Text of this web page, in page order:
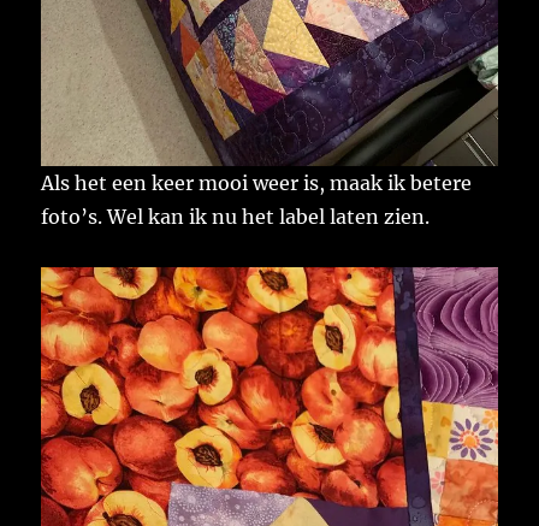
Als het een keer mooi weer is, maak ik betere
foto’s. Wel kan ik nu het label laten zien.